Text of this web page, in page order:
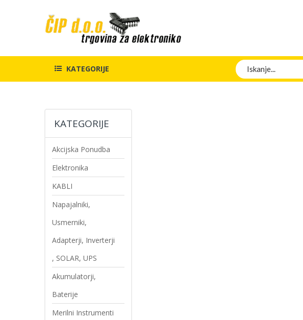
KATEGORIJE Iskanje
KATEGORIJE
Akcijska Ponudba
Elektronika
KABLI
Napajalniki,
Usmerniki,
Adapterji, Inverterji
, SOLAR, UPS
Akumulatorji,
Baterije
Merilni Instrumenti